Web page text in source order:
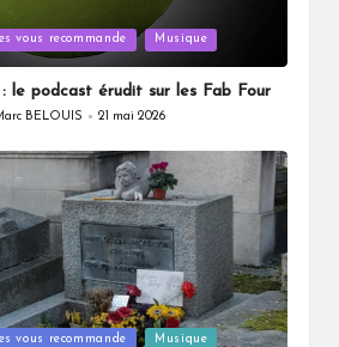
vous recommande Musique
: le podcast érudit sur les Fab Four
BELOUIS 21 mai 2026
vous recommande Musique